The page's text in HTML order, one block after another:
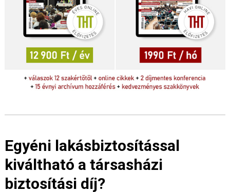
Egyéni lakásbiztosítással
kiváltható a társasházi
biztosítási díj?